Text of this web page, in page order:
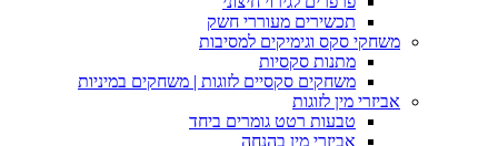
תכשירים מעוררי חשק
משחקי סקס וגימיקים למסיבות
מתנות סקסיות
משחקים סקסיים לזוגות | משחקים במיניות
אביזרי מין לזוגות
טבעות רטט גומרים ביחד
אביזרי מין בהנחה